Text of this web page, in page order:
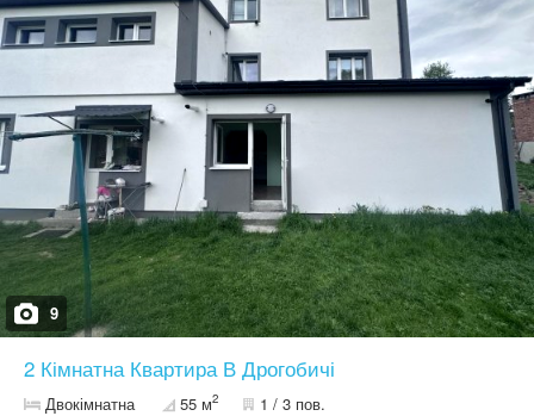
9
2 Кімнатна Квартира В Дрогобичі
Двокімнатна 55 м2 1 / 3 пов.